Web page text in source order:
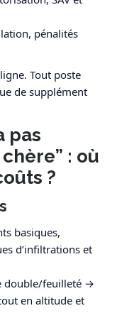
pénalités
Tout poste
de supplément
pas
: où
?
basiques,
d’infiltrations et
double/feuilleté →
en altitude et